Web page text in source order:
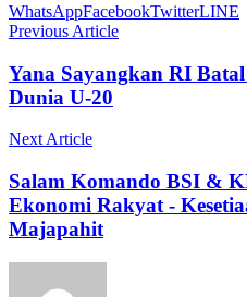
WhatsAppFacebookTwitterLINE
Previous Article
Yana Sayangkan RI
Dunia U-20
Next Article
Salam Komando BSI &
Ekonomi Rakyat -
Majapahit